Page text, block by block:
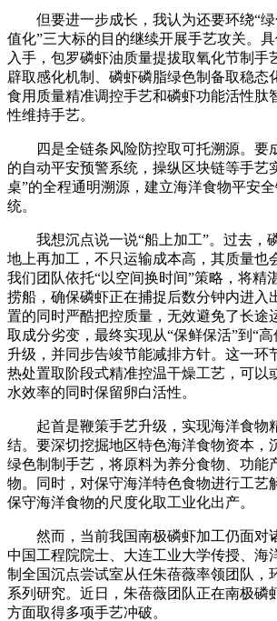
但要进一步成长，我认为还要环绕“绿
值化”三大标的目的继续开展手艺攻关。
入手，包罗磷虾油质量提拔取氧化节制手
辟取感化机制、磷虾磷脂绿色制备取稳态
食用质量精准调控手艺和磷虾功能活性肽
性维持手艺。
四是全链条风险防控取可托溯源。要
的自动平安预警系统，操纵区块链等手艺
桌”的全程通明溯源，建立海洋食物平安
统。
我想沉点说一说“船上加工”。过去，
地上再加工，不只运输成本高，其质量也
我们团队依托“以空间换时间”策略，将精
捞船，确保磷虾正在捕捉后数分钟内进入
置的同时严酷把控质量，无效避免了长途
取成分劣变，最终实现从“保鲜保活”到“
升级，并同步告竣节能减排方针。这一环
热处置取阶段式精准控温干燥工艺，可以
水效率的同时保留卵白活性。
起首是鞭策手艺升级，实现海洋食物
结。要深切挖掘地区特色海洋食物资本，
绿色制制手艺，将原料为养分食物、功能
物。同时，对保守海洋特色食物进行工艺
保守海洋食物的尺度化取工业化出产。
然而，当前我国南极磷虾加工仍面对
中国工程院院士、大连工业大学传授、海
制全国沉点尝试室从任朱蓓薇率领团队，
系列研究。近日，朱蓓薇团队正在南极磷
方面取得多项手艺冲破。